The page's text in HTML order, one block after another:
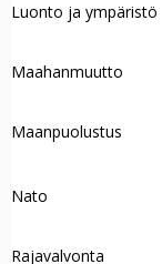
Luonto ja ympäristö
Maahanmuutto
Maanpuolustus
Nato
Rajavalvonta